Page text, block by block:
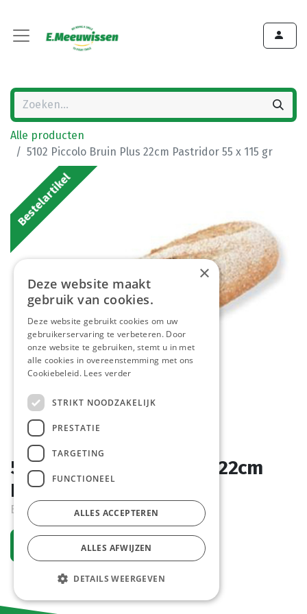
Alle producten
5102 Piccolo Bruin Plus 22cm Pastridor 55 x 115 gr
Bestelartikel
5102 Piccolo Bruin Plus 22cm
Pastridor 55 x 115 gr
Bestelartikel
Vraag een account aan
×
Deze website maakt
gebruik van cookies.
Deze website gebruikt cookies om uw
gebruikerservaring te verbeteren. Door
onze website te gebruiken, stemt u in met
alle cookies in overeenstemming met ons
Cookiebeleid. Lees verder
STRIKT NOODZAKELIJK
PRESTATIE
TARGETING
FUNCTIONEEL
ALLES ACCEPTEREN
ALLES AFWIJZEN
DETAILS WEERGEVEN